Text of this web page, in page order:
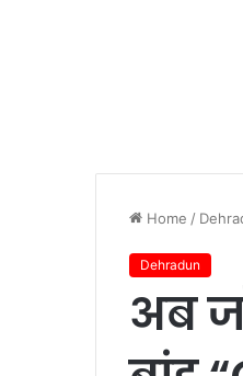
Home /
Dehradun
अब